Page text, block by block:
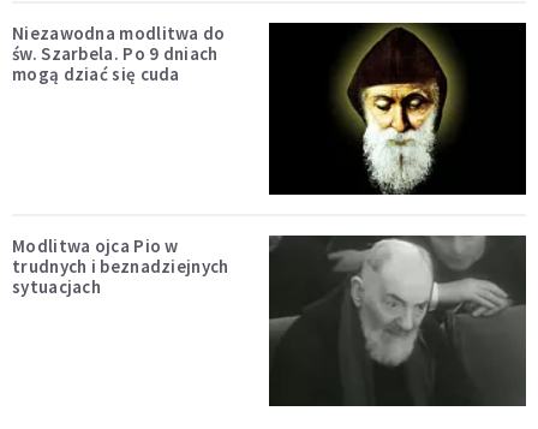
Niezawodna modlitwa do
św. Szarbela. Po 9 dniach
mogą dziać się cuda
Modlitwa ojca Pio w
trudnych i beznadziejnych
sytuacjach